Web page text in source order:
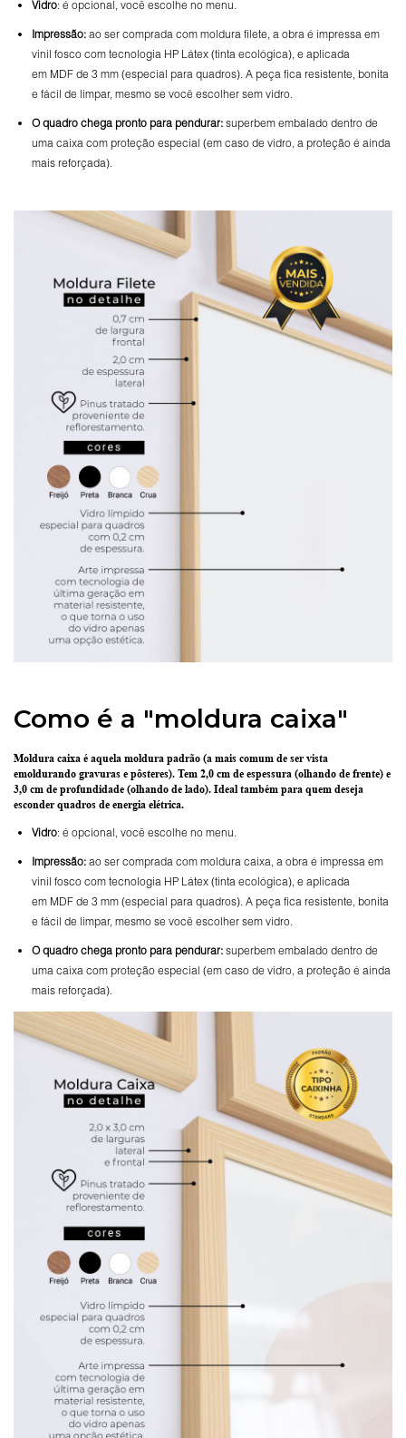
Vidro: é opcional, você escolhe no menu.
Impressão: ao ser comprada com moldura filete, a obra é impressa em
vinil fosco com tecnologia HP Látex (tinta ecológica), e aplicada
em MDF de 3 mm (especial para quadros). A peça fica resistente, bonita
e fácil de limpar, mesmo se você escolher sem vidro.
Oquadro chega pronto para pendurar: superbem embalado dentro de
uma caixa com proteção especial (em caso de vidro, a proteção é ainda
mais reforçada).
Como é a "moldura caixa"
Moldura caixa é aquela moldura padrão (a mais comum de ser vista
emoldurando gravuras e pôsteres). Tem 2,0 cm de espessura (olhando de frente) e
3,0 cm de profundidade (olhando de lado). Ideal também para quem deseja
esconder quadros de energia elétrica.
Vidro: é opcional, você escolhe no menu.
Impressão: ao ser comprada com moldura caixa, a obra é impressa em
vinil fosco com tecnologia HP Látex (tinta ecológica), e aplicada
em MDF de 3 mm (especial para quadros). A peça fica resistente, bonita
e fácil de limpar, mesmo se você escolher sem vidro.
Oquadro chega pronto para pendurar: superbem embalado dentro de
uma caixa com proteção especial (em caso de vidro, a proteção é ainda
mais reforçada).